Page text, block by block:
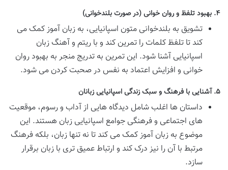
۴. بهبود تلفظ و روان خوانی (در صورت بلندخوانی)
تشویق به بلندخوانی متون اسپانیایی، به زبان آموز کمک می
کند تا تلفظ کلمات را تمرین کند و با ریتم و آهنگ زبان
اسپانیایی آشنا شود. این تمرین به تدریج منجر به بهبود روان
خوانی و افزایش اعتماد به نفس در صحبت کردن می شود.
۵. آشنایی با فرهنگ و سبک زندگی اسپانیایی زبانان
داستان ها اغلب شامل دیدگاه هایی از آداب و رسوم، موقعیت
های اجتماعی و فرهنگی جوامع اسپانیایی زبان هستند. این
موضوع به زبان آموز کمک می کند تا نه تنها زبان، بلکه فرهنگ
مرتبط با آن را نیز درک کند و ارتباط عمیق تری با زبان برقرار
سازد.